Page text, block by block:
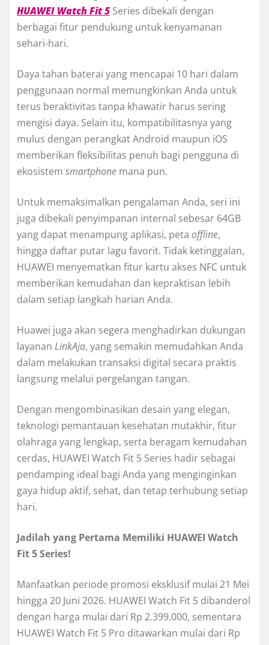
HUAWEI Watch Fit 5 Series dibekali dengan
berbagai fitur pendukung untuk kenyamanan
sehari-hari.
Daya tahan baterai yang mencapai 10 hari dalam
penggunaan normal memungkinkan Anda untuk
terus beraktivitas tanpa khawatir harus sering
mengisi daya. Selain itu, kompatibilitasnya yang
mulus dengan perangkat Android maupun iOS
memberikan fleksibilitas penuh bagi pengguna di
ekosistem smartphone mana pun.
Untuk memaksimalkan pengalaman Anda, seri ini
juga dibekali penyimpanan internal sebesar 64GB
yang dapat menampung aplikasi, peta offline,
hingga daftar putar lagu favorit. Tidak ketinggalan,
HUAWEI menyematkan fitur kartu akses NFC untuk
memberikan kemudahan dan kepraktisan lebih
dalam setiap langkah harian Anda.
Huawei juga akan segera menghadirkan dukungan
layanan LinkAja, yang semakin memudahkan Anda
dalam melakukan transaksi digital secara praktis
langsung melalui pergelangan tangan.
Dengan mengombinasikan desain yang elegan,
teknologi pemantauan kesehatan mutakhir, fitur
olahraga yang lengkap, serta beragam kemudahan
cerdas, HUAWEI Watch Fit 5 Series hadir sebagai
pendamping ideal bagi Anda yang menginginkan
gaya hidup aktif, sehat, dan tetap terhubung setiap
hari.
Jadilah yang Pertama Memiliki HUAWEI Watch
Fit 5 Series!
Manfaatkan periode promosi eksklusif mulai 21 Mei
hingga 20 Juni 2026. HUAWEI Watch Fit 5 dibanderol
dengan harga mulai dari Rp 2.399.000, sementara
HUAWEI Watch Fit 5 Pro ditawarkan mulai dari Rp